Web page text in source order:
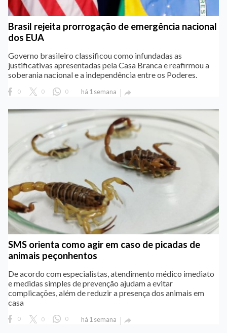
Brasil rejeita prorrogação de emergência nacional
dos EUA
Governo brasileiro classificou como infundadas as
justificativas apresentadas pela Casa Branca e reafirmou a
soberania nacional e a independência entre os Poderes.
0 0 0 há 1 semana 
SMS orienta como agir em caso de picadas de
animais peçonhentos
De acordo com especialistas, atendimento médico imediato
e medidas simples de prevenção ajudam a evitar
complicações, além de reduzir a presença dos animais em
casa
0 0 0 há 1 semana 